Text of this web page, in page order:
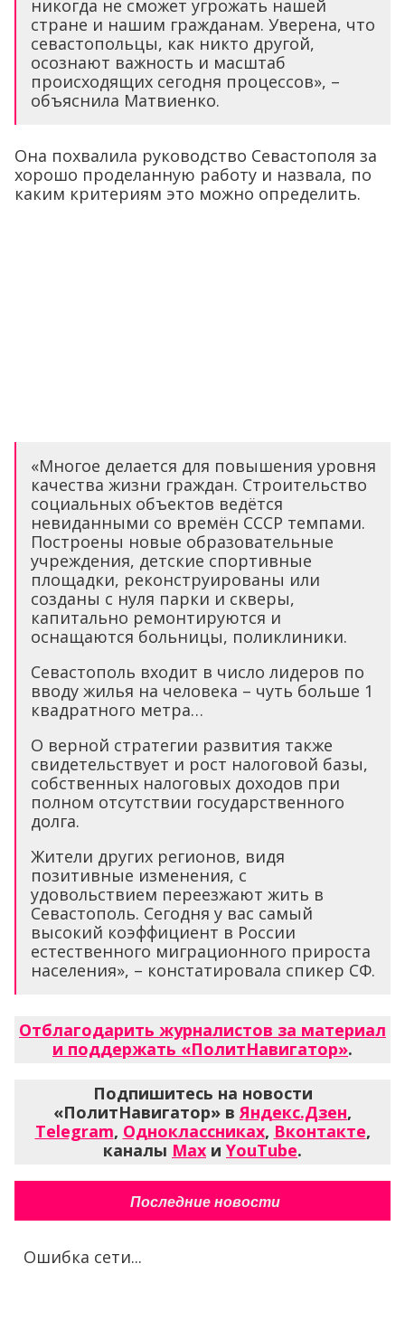
никогда не сможет угрожать нашей
стране и нашим гражданам. Уверена, что
севастопольцы, как никто другой,
осознают важность и масштаб
происходящих сегодня процессов», –
объяснила Матвиенко.
Она похвалила руководство Севастополя за
хорошо проделанную работу и назвала, по
каким критериям это можно определить.
«Многое делается для повышения уровня
качества жизни граждан. Строительство
социальных объектов ведётся
невиданными со времён СССР темпами.
Построены новые образовательные
учреждения, детские спортивные
площадки, реконструированы или
созданы с нуля парки и скверы,
капитально ремонтируются и
оснащаются больницы, поликлиники.
Севастополь входит в число лидеров по
вводу жилья на человека – чуть больше 1
квадратного метра…
О верной стратегии развития также
свидетельствует и рост налоговой базы,
собственных налоговых доходов при
полном отсутствии государственного
долга.
Жители других регионов, видя
позитивные изменения, с
удовольствием переезжают жить в
Севастополь. Сегодня у вас самый
высокий коэффициент в России
естественного миграционного прироста
населения», – констатировала спикер СФ.
Отблагодарить журналистов за материал
и поддержать «ПолитНавигатор».
Подпишитесь на новости
«ПолитНавигатор» вЯндекс.Дзен,
Telegram, Одноклассниках, Вконтакте,
каналы Max и YouTube.
Последние новости
Ошибка сети...